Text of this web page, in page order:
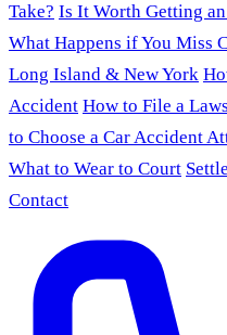
Take? Is It Worth Getting
What Happens if You Miss
Long Island & New York
Accident How to File a
to Choose a Car Accident
What to Wear to Court
Contact